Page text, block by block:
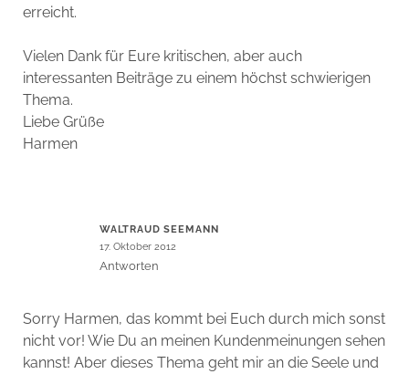
erreicht.
Vielen Dank für Eure kritischen, aber auch
interessanten Beiträge zu einem höchst schwierigen
Thema.
Liebe Grüße
Harmen
WALTRAUD SEEMANN
17. Oktober 2012
Antworten
Sorry Harmen, das kommt bei Euch durch mich sonst
nicht vor! Wie Du an meinen Kundenmeinungen sehen
kannst! Aber dieses Thema geht mir an die Seele und